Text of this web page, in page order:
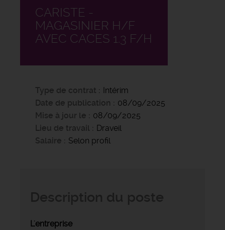
CARISTE -
MAGASINIER H/F
AVEC CACES 1.3 F/H
Type de contrat
Intérim
Date de publication
08/09/2025
Mise à jour le
08/09/2025
Lieu de travail
Draveil
Salaire
Selon profil
L'entreprise